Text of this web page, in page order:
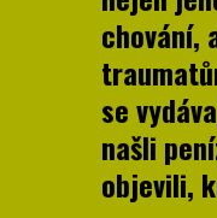
chování,
se
našli
objevili,